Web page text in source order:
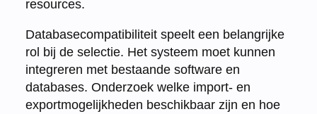
resources.
Databasecompatibiliteit speelt een belangrijke
rol bij de selectie. Het systeem moet kunnen
integreren met bestaande software en
databases. Onderzoek welke import- en
exportmogelijkheden beschikbaar zijn en hoe